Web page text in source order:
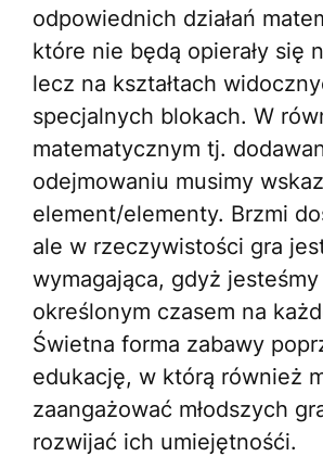
odpowiednich działań
które nie będą opierały się
lecz na kształtach
specjalnych blokach. W
matematycznym tj.
odejmowaniu musimy
element/elementy. Brzmi
ale w rzeczywistości gra
wymagająca, gdyż
określonym czasem na
Świetna forma zabawy
edukację, w którą również
zaangażować młodszych
rozwijać ich umiejętnośći.